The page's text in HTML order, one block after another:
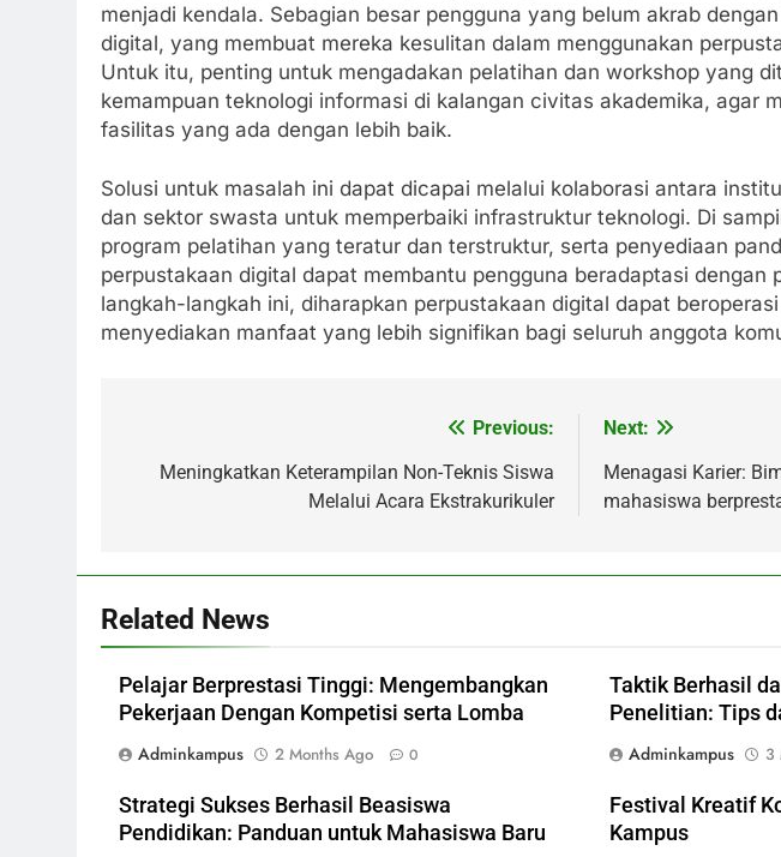
menjadi kendala. Sebagian besar pengguna yang belum akrab
digital, yang membuat mereka kesulitan dalam menggunakan
Untuk itu, penting untuk mengadakan pelatihan dan workshop yang
kemampuan teknologi informasi di kalangan civitas akademika, agar
fasilitas yang ada dengan lebih baik.
Solusi untuk masalah ini dapat dicapai melalui kolaborasi antara
dan sektor swasta untuk memperbaiki infrastruktur teknologi. Di
program pelatihan yang teratur dan terstruktur, serta penyediaan
perpustakaan digital dapat membantu pengguna beradaptasi dengan
langkah-langkah ini, diharapkan perpustakaan digital dapat
menyediakan manfaat yang lebih signifikan bagi seluruh anggota
navigation
Previous:
Meningkatkan Keterampilan Non-Teknis Siswa
Melalui Acara Ekstrakurikuler
Next:
Menagasi Karier:
mahasiswa
Related News
Pelajar Berprestasi Tinggi: Mengembangkan
Pekerjaan Dengan Kompetisi serta Lomba
Adminkampus
2 Months Ago 0
Taktik Berhasil
Penelitian: Tips
Adminkampus
3
Strategi Sukses Berhasil Beasiswa
Pendidikan: Panduan untuk Mahasiswa Baru
Festival Kreatif
Kampus